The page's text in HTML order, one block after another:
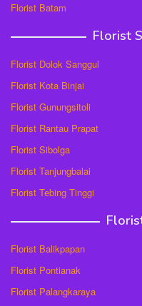
Florist Batam
Florist
Florist Dolok Sanggul
Florist Kota Binjai
Florist Gunungsitoli
Florist Rantau Prapat
Florist Sibolga
Florist Tanjungbalai
Florist Tebing Tinggi
Florist Balikpapan
Florist Pontianak
Florist Palangkaraya